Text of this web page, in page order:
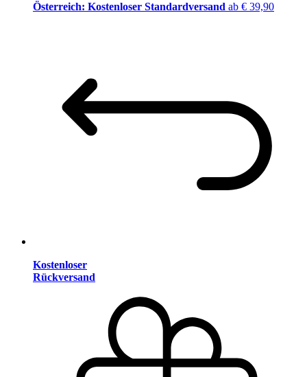
Österreich: Kostenloser Standardversand ab € 39,90
Kostenloser
Rückversand